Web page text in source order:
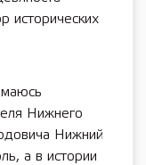
исторических
Нижнего
Нижний
а в истории